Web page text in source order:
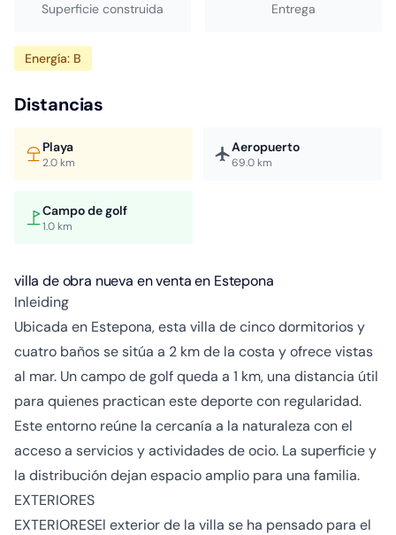
Superficie construida Entrega
Energía: B
Distancias
Playa
2.0 km
Aeropuerto
69.0 km
Campo de golf
1.0 km
villa de obra nueva en venta en Estepona
Inleiding
Ubicada en Estepona, esta villa de cinco dormitorios y
cuatro baños se sitúa a 2 km de la costa y ofrece vistas
al mar. Un campo de golf queda a 1 km, una distancia útil
para quienes practican este deporte con regularidad.
Este entorno reúne la cercanía a la naturaleza con el
acceso a servicios y actividades de ocio. La superficie y
la distribución dejan espacio amplio para una familia.
EXTERIORES
EXTERIORESEl exterior de la villa se ha pensado para el